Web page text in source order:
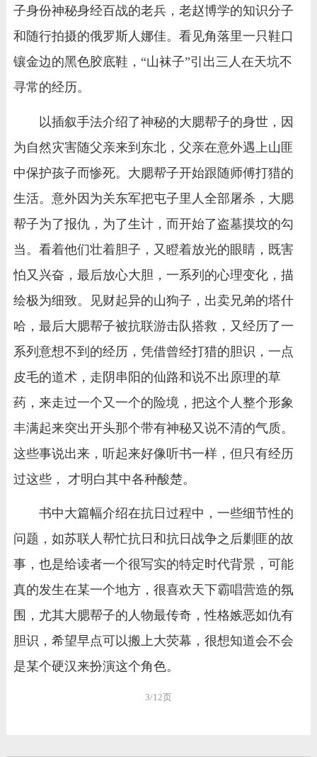
子身份神秘身经百战的老兵，老赵博学的知识分子
和随行拍摄的俄罗斯人娜佳。看见角落里一只鞋口
镶金边的黑色胶底鞋，“山袜子”引出三人在天坑不
寻常的经历。
以插叙手法介绍了神秘的大腮帮子的身世，因
为自然灾害随父亲来到东北，父亲在意外遇上山匪
中保护孩子而惨死。大腮帮子开始跟随师傅打猎的
生活。意外因为关东军把屯子里人全部屠杀，大腮
帮子为了报仇，为了生计，而开始了盗墓摸坟的勾
当。看着他们壮着胆子，又瞪着放光的眼睛，既害
怕又兴奋，最后放心大胆，一系列的心理变化，描
绘极为细致。见财起异的山狗子，出卖兄弟的塔什
哈，最后大腮帮子被抗联游击队搭救，又经历了一
系列意想不到的经历，凭借曾经打猎的胆识，一点
皮毛的道术，走阴串阳的仙路和说不出原理的草
药，来走过一个又一个的险境，把这个人整个形象
丰满起来突出开头那个带有神秘又说不清的气质。
这些事说出来，听起来好像听书一样，但只有经历
过这些， 才明白其中各种酸楚。
书中大篇幅介绍在抗日过程中，一些细节性的
问题，如苏联人帮忙抗日和抗日战争之后剿匪的故
事，也是给读者一个很写实的特定时代背景，可能
真的发生在某一个地方，很喜欢天下霸唱营造的氛
围，尤其大腮帮子的人物最传奇，性格嫉恶如仇有
胆识，希望早点可以搬上大荧幕，很想知道会不会
是某个硬汉来扮演这个角色。
3/12页